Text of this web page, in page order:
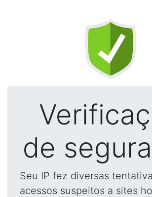
de
Seu IP fez diversas
acessos suspeitos a sites